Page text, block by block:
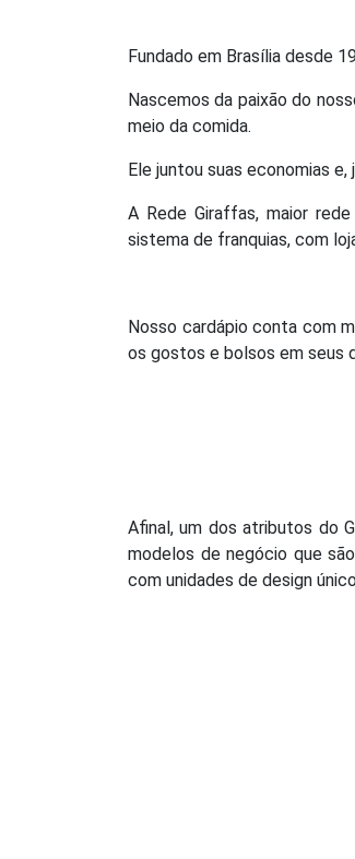
Fundado em Brasília desde
Nascemos da paixão do
meio da comida.
Ele juntou suas economias
A Rede Giraffas, maior
sistema de franquias, com
Nosso cardápio conta com
os gostos e bolsos em seus
Afinal, um dos atributos do
modelos de negócio que
com unidades de design